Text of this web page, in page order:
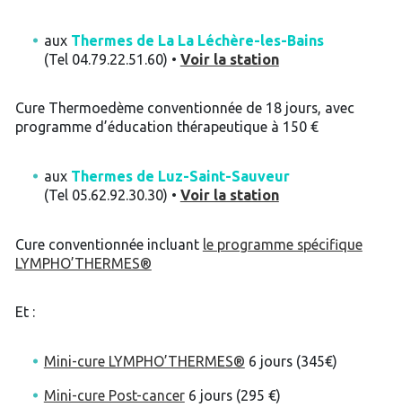
aux Thermes de La La Léchère-les-Bains
(Tel 04.79.22.51.60) • Voir la station
Cure Thermoedème conventionnée de 18 jours, avec
programme d’éducation thérapeutique à 150 €
aux Thermes de Luz-Saint-Sauveur
(Tel 05.62.92.30.30) • Voir la station
Cure conventionnée incluant le programme spécifique
LYMPHO’THERMES®
Et :
Mini-cure LYMPHO’THERMES® 6 jours (345€)
Mini-cure Post-cancer6 jours (295 €)